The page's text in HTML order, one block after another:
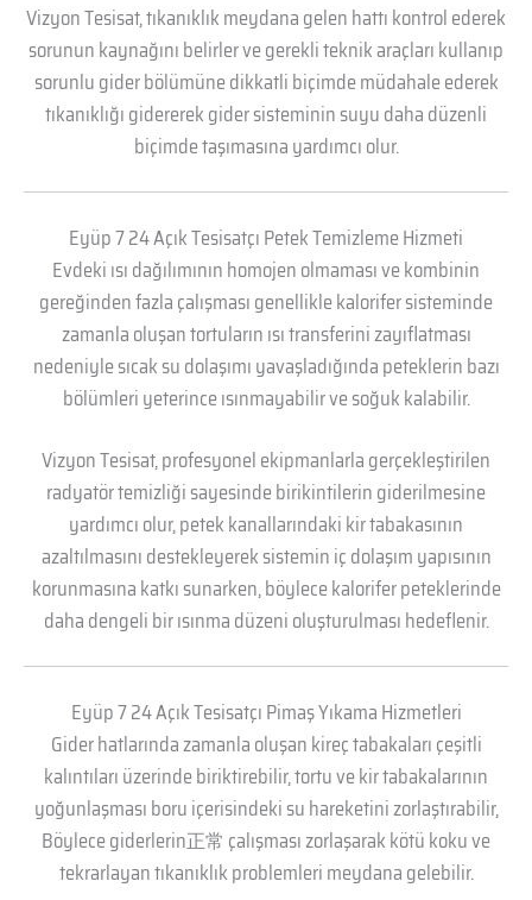
Vizyon Tesisat, tıkanıklık meydana gelen hattı kontrol ederek
sorunun kaynağını belirler ve gerekli teknik araçları kullanıp
sorunlu gider bölümüne dikkatli biçimde müdahale ederek
tıkanıklığı gidererek gider sisteminin suyu daha düzenli
biçimde taşımasına yardımcı olur.
Eyüp 7 24 Açık Tesisatçı Petek Temizleme Hizmeti
Evdeki ısı dağılımının homojen olmaması ve kombinin
gereğinden fazla çalışması genellikle kalorifer sisteminde
zamanla oluşan tortuların ısı transferini zayıflatması
nedeniyle sıcak su dolaşımı yavaşladığında peteklerin bazı
bölümleri yeterince ısınmayabilir ve soğuk kalabilir.
Vizyon Tesisat, profesyonel ekipmanlarla gerçekleştirilen
radyatör temizliği sayesinde birikintilerin giderilmesine
yardımcı olur, petek kanallarındaki kir tabakasının
azaltılmasını destekleyerek sistemin iç dolaşım yapısının
korunmasına katkı sunarken, böylece kalorifer peteklerinde
daha dengeli bir ısınma düzeni oluşturulması hedeflenir.
Eyüp 7 24 Açık Tesisatçı Pimaş Yıkama Hizmetleri
Gider hatlarında zamanla oluşan kireç tabakaları çeşitli
kalıntıları üzerinde biriktirebilir, tortu ve kir tabakalarının
yoğunlaşması boru içerisindeki su hareketini zorlaştırabilir,
Böylece giderlerin正常 çalışması zorlaşarak kötü koku ve
tekrarlayan tıkanıklık problemleri meydana gelebilir.